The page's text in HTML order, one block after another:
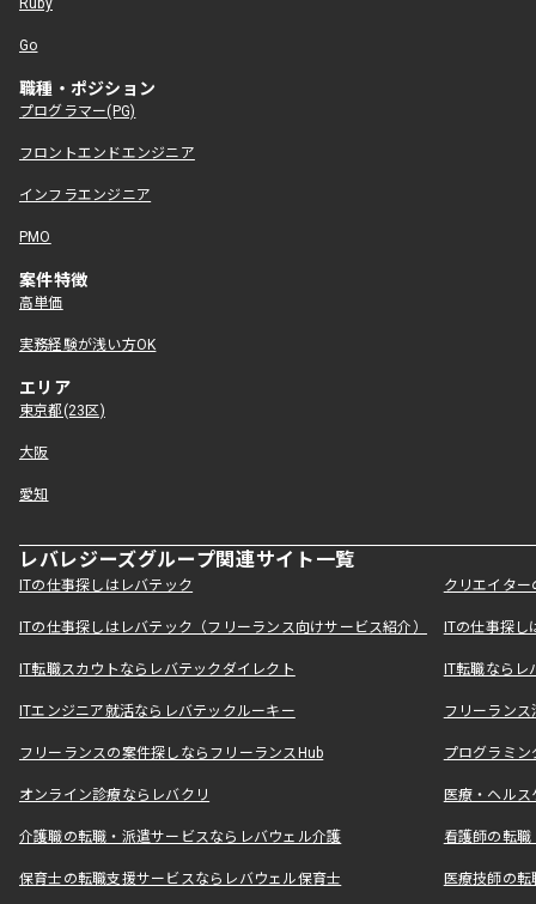
Ruby
Go
職種・ポジション
プログラマー(PG)
フロントエンドエンジニア
インフラエンジニア
PMO
案件特徴
高単価
実務経験が浅い方OK
エリア
東京都(23区)
大阪
愛知
レバレジーズグループ関連サイト一覧
ITの仕事探しはレバテック クリエイタ
ITの仕事探しはレバテック（フリーランス向けサービス紹介） ITの仕事探
IT転職スカウトならレバテックダイレクト IT転職なら
ITエンジニア就活ならレバテックルーキー フリーラン
フリーランスの案件探しならフリーランスHub プログラミ
オンライン診療ならレバクリ 医療・ヘル
介護職の転職・派遣サービスならレバウェル介護 看護師の転
保育士の転職支援サービスならレバウェル保育士 医療技師の